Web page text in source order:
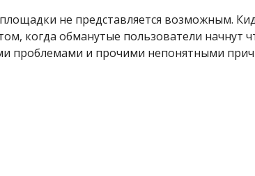
не представляется возможным.
когда обманутые пользователи начнут
проблемами и прочими непонятными